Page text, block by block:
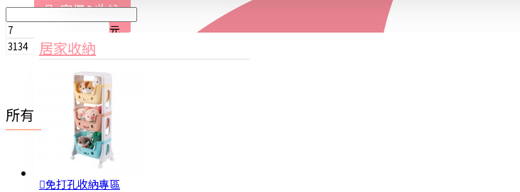
3C周邊
居家安全
居家清潔
查看更多
餐飲廚具
家俱&收納
居家收納
免打孔收納專區
元
所有分類
繽紛派對專區-Party 由你來創造